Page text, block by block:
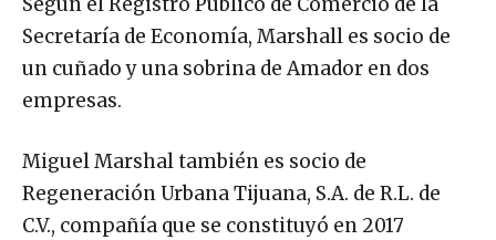
Secretaría de Economía, Marshall es socio de
un cuñado y una sobrina de Amador en dos
empresas.
Miguel Marshal también es socio de
Regeneración Urbana Tijuana, S.A. de R.L. de
C.V., compañía que se constituyó en 2017